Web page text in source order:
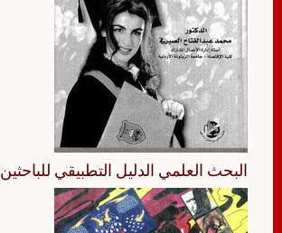
البحث العلمي الدليل التطبيقي للباحثين